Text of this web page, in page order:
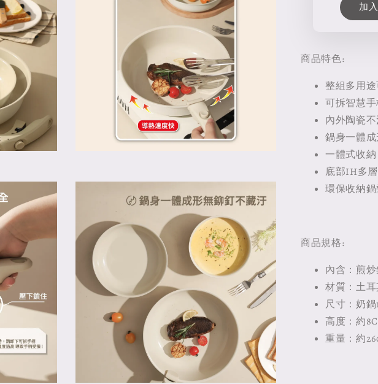
加
商品特色:
整組多用
可拆智慧
內外陶瓷
鍋身一體
一體式收
底部IH多
環保收納
商品規格:
內含：煎
材質：土
尺寸：奶鍋
高度：約
重量：約